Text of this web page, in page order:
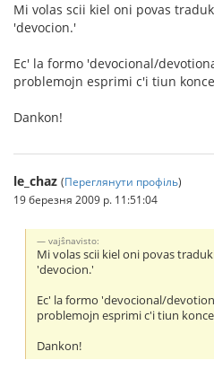
Mi volas scii kiel oni povas
'devocion.'
Ec' la formo 'devocional/
problemojn esprimi c'i tiun
Dankon!
le_chaz (Переглянути профіль)
19 березня 2009 р. 11:51:04
vajŝnavisto:
Mi volas scii kiel oni povas
'devocion.'
Ec' la formo 'devocional/
problemojn esprimi c'i tiun
Dankon!